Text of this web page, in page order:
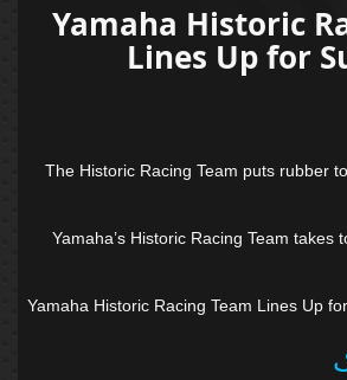
Yamaha Historic
Lines Up for
The Historic Racing Team puts
Yamaha’s Historic Racing Team
Yamaha Historic Racing Team Lines Up